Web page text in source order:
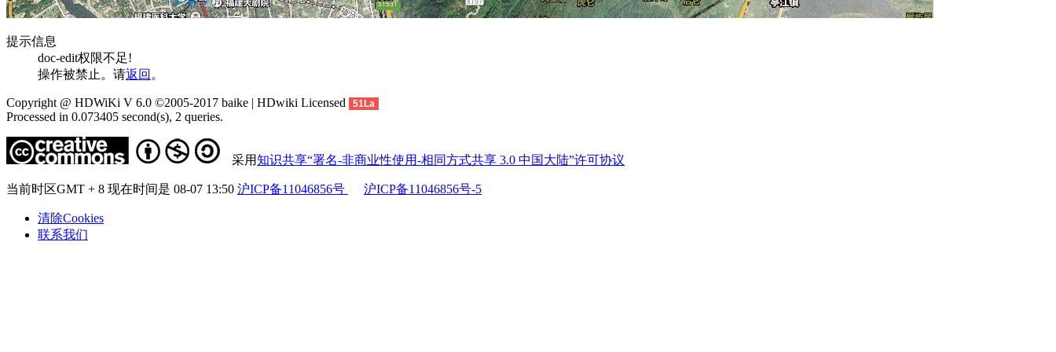
提示信息
doc-edit权限不足!
操作被禁止。请返回 。
Copyright @ HDWiKi V 6.0 ©2005-2017 baike | HDwiki Licensed 51La
Processed in 0.073405 second(s), 2 queries.
采用知识共享“署名-非商业性使用-相同方式共享 3.0 中国大陆”许可协议
当前时区GMT + 8 现在时间是 08-07 13:50 沪ICP备11046856号 沪ICP备11046856号-5
清除Cookies
联系我们